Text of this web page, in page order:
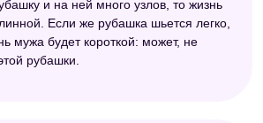
и на ней много узлов, то жизнь
Если же рубашка шьется легко,
мужа будет короткой: может, не
рубашки.